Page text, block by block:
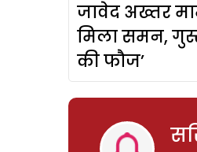
जावेद अख्तर
मिला समन,
की फौज’